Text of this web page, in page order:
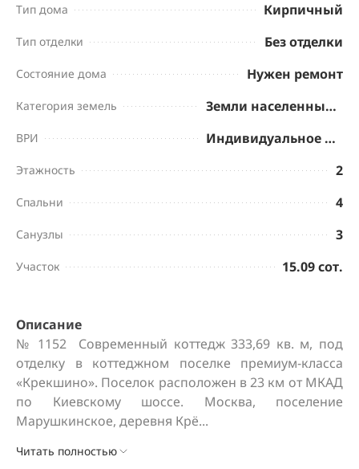
Тип дома Кирпичный
Тип отделки Без отделки
Состояние дома Нужен ремонт
Категория земель Земли населенных пунктов
ВРИ Индивидуальное жилищное строительство
Этажность 2
Спальни 4
Санузлы 3
Участок 15.09 сот.
Описание
№ 1152  Современный коттедж 333,69 кв. м, под
отделку в коттеджном поселке премиум-класса
«Крекшино». Поселок расположен в 23 км от МКАД
по Киевскому шоссе. Москва, поселение
Марушкинское, деревня Крё...
Читать полностью